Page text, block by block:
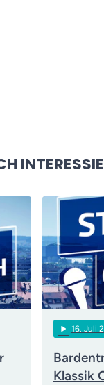
play_arrow 16 . Juli
Klassik